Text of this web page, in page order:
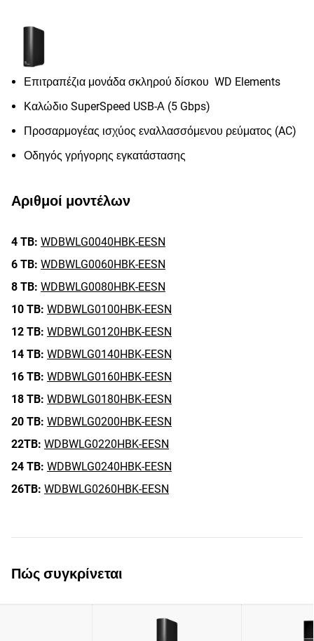
Επιτραπέζια μονάδα σκληρού δίσκου WD Elements
Καλώδιο SuperSpeed USB-Α (5 Gbps)
Προσαρμογέας ισχύος εναλλασσόμενου ρεύματος (AC)
Οδηγός γρήγορης εγκατάστασης
Αριθμοί μοντέλων
4 TB: WDBWLG0040HBK-EESN
6 TB: WDBWLG0060HBK-EESN
8 TB: WDBWLG0080HBK-EESN
10 TB: WDBWLG0100HBK-EESN
12 TB: WDBWLG0120HBK-EESN
14 TB: WDBWLG0140HBK-EESN
16 TB: WDBWLG0160HBK-EESN
18 TB: WDBWLG0180HBK-EESN
20 TB: WDBWLG0200HBK-EESN
22TB: WDBWLG0220HBK-EESN
24 TB: WDBWLG0240HBK-EESN
26TB: WDBWLG0260HBK-EESN
Πώς συγκρίνεται